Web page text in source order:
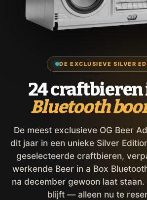
DE EXCLUSIEVE SILVER
24 craftbieren
Bluetooth
De meest exclusieve OG Beer
dit jaar in een unieke Silver
geselecteerde craftbieren,
werkende Beer in a Box
na december gewoon laat
blijft — alleen nu te